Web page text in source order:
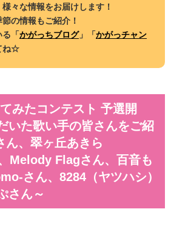
々な情報をお届けします！
の情報もご紹介！
る「かがっちブログ」「かがっチャン
ね☆
みたコンテスト 予選開
いた歌い手の皆さんをご紹
、翠ヶ丘あきら
Melody Flagさん、百音も
さん、8284（ヤツハシ）
さん～